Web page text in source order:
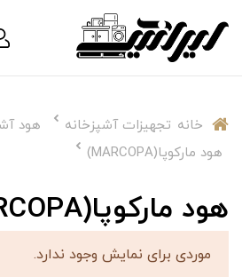
خانه تجهیزات آشپزخانه
هود
هود مارکوپا(MARCOPA)
هود مارکوپا(MARCOPA)
موردی برای نمایش وجود ندارد.